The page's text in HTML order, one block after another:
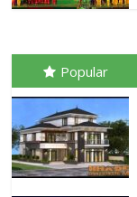
Popular